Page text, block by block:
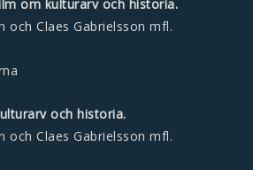
om kulturarv och historia.
och Claes Gabrielsson mfl.
och historia.
och Claes Gabrielsson mfl.